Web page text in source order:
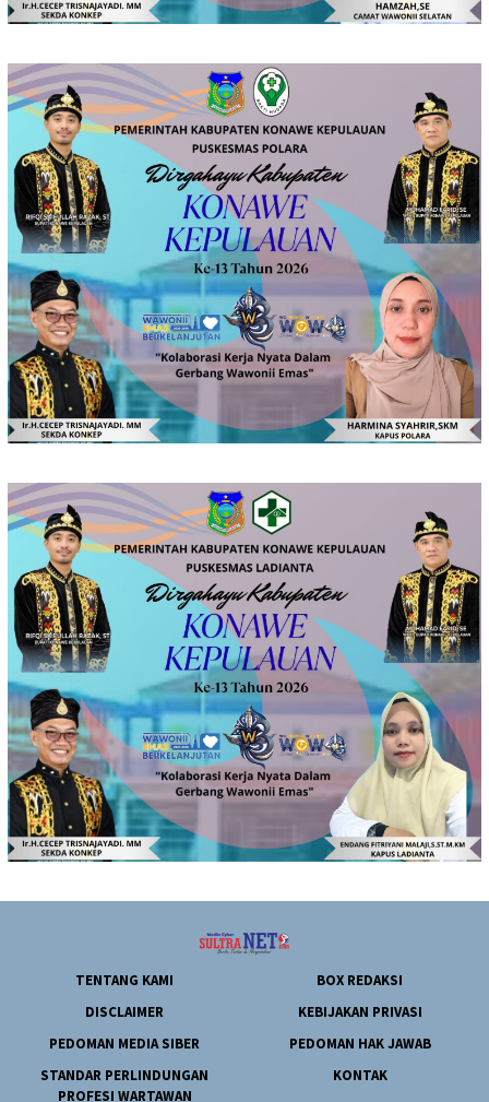
TENTANG KAMI
BOX REDAKSI
DISCLAIMER
KEBIJAKAN PRIVASI
PEDOMAN MEDIA SIBER
PEDOMAN HAK JAWAB
STANDAR PERLINDUNGAN
PROFESI WARTAWAN
KONTAK